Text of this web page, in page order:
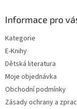
Informace pro
Kategorie
E-Knihy
Dětská literatura
Moje objednávka
Obchodní podmínky
Zásady ochrany a